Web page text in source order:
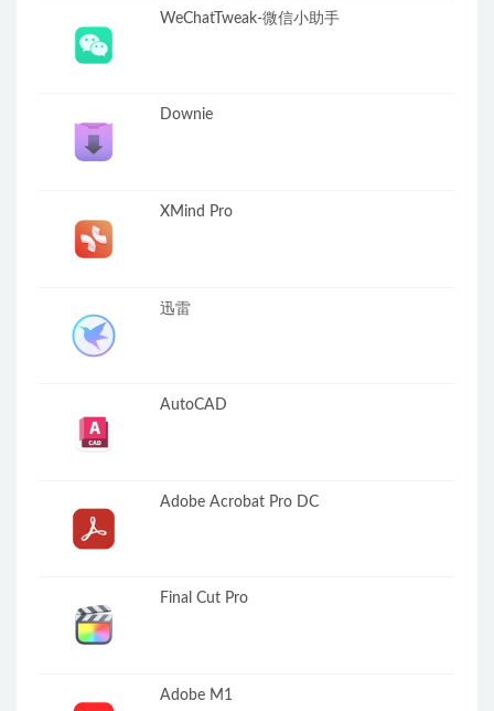
WeChatTweak-微信小助手
Downie
XMind Pro
迅雷
AutoCAD
Adobe Acrobat Pro DC
Final Cut Pro
Adobe M1